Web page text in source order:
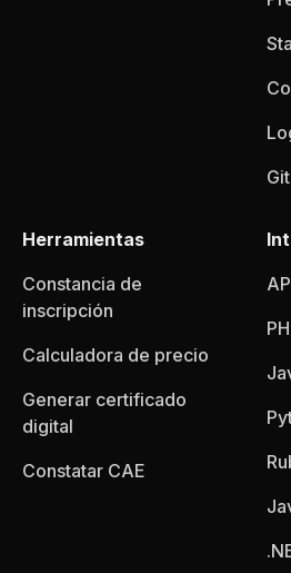
Herramientas
Constancia de
inscripción
Calculadora de precio
Generar certificado
digital
Constatar CAE